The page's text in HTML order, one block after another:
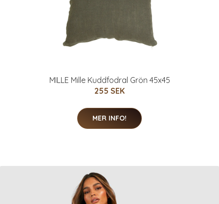
MILLE Mille Kuddfodral Grön 45x45
255 SEK
MER INFO!